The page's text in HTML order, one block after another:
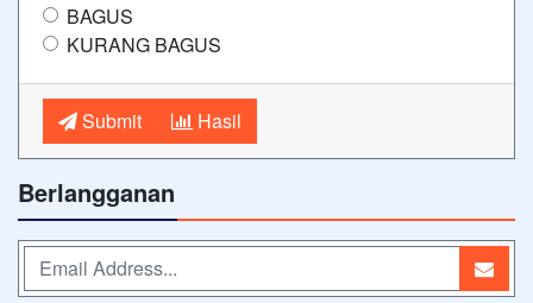
BAGUS
KURANG BAGUS
Submit Hasil
Berlangganan